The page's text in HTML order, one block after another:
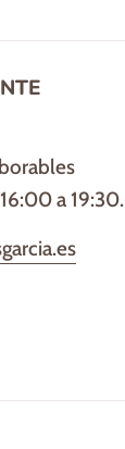
a 19:30.